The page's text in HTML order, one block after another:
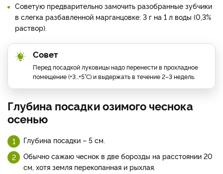
Советую предварительно замочить разобранные зубчики
в слегка разбавленной марганцовке: 3 г на 1 л воды (0,3%
раствор).
Совет
Перед посадкой луковицы надо перенести в прохладное
помещение (+3...+5°С) и выдержать в течение 2–3 недель.
Глубина посадки озимого чеснока
осенью
Глубина посадки – 5 см.
Обычно сажаю чеснок в две борозды на расстоянии 20
см, хотя земля перекопанная и рыхлая.